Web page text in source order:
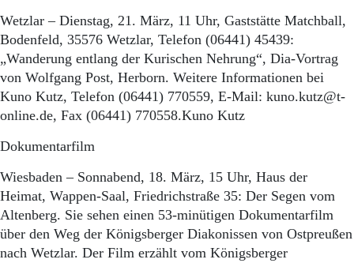
Wetzlar – Dienstag, 21. März, 11 Uhr, Gaststätte Matchball,
Bodenfeld, 35576 Wetzlar, Telefon (06441) 45439:
„Wanderung entlang der Kurischen Nehrung“, Dia-Vortrag
von Wolfgang Post, Herborn. Weitere Informationen bei
Kuno Kutz, Telefon (06441) 770559, E-Mail: kuno.kutz@t-
online.de, Fax (06441) 770558.Kuno Kutz
Dokumentarfilm
Wiesbaden – Sonnabend, 18. März, 15 Uhr, Haus der
Heimat, Wappen-Saal, Friedrichstraße 35: Der Segen vom
Altenberg. Sie sehen einen 53-minütigen Dokumentarfilm
über den Weg der Königsberger Diakonissen von Ostpreußen
nach Wetzlar. Der Film erzählt vom Königsberger